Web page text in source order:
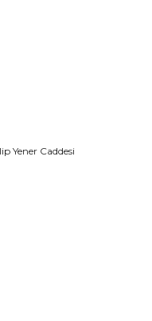
Yener Caddesi